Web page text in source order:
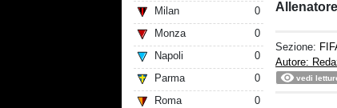
Milan
0
Monza
0
Napoli
0
Parma
0
Roma
0
Allenatore
Sezione:
Autore:
vedi